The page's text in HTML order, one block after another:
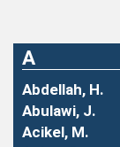
A
Abdellah, H.
Abulawi, J.
Acikel, M.